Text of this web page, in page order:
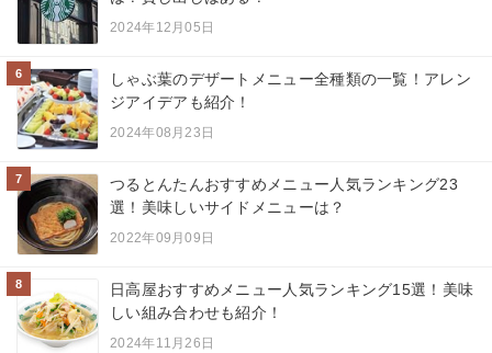
2024年12月05日
6
しゃぶ葉のデザートメニュー全種類の一覧！アレン
ジアイデアも紹介！
2024年08月23日
7
つるとんたんおすすめメニュー人気ランキング23
選！美味しいサイドメニューは？
2022年09月09日
8
日高屋おすすめメニュー人気ランキング15選！美味
しい組み合わせも紹介！
2024年11月26日